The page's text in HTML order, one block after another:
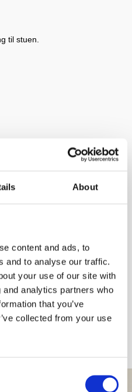
About
content and ads, to
and to analyse our traffic.
your use of our site with
analytics partners who
that you’ve
collected from your use
til stuen.
kan dette måske være
huset. Det kan. lige give det